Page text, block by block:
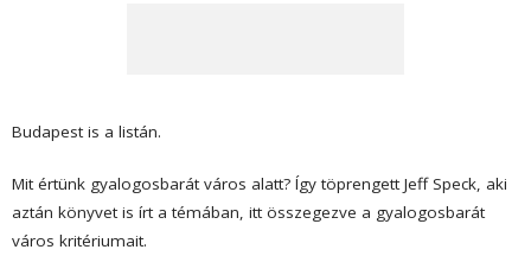
Budapest is a listán.
Mit értünk gyalogosbarát város alatt? Így töprengett Jeff Speck, aki
aztán könyvet is írt a témában, itt összegezve a gyalogosbarát
város kritériumait.